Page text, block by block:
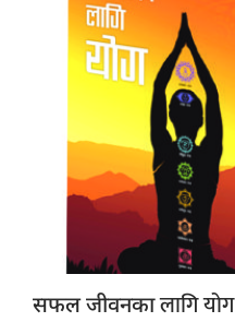
सफल जीवनकालागि योग